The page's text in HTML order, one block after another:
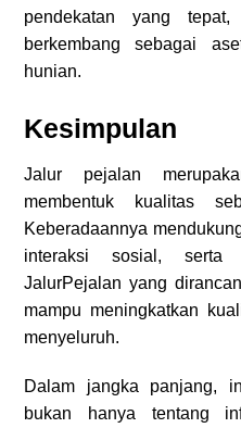
pendekatan yang
berkembang sebagai
hunian.
Kesimpulan
Jalur pejalan
membentuk kualitas
Keberadaannya
interaksi sosial, serta
JalurPejalan yang
mampu meningkatkan
menyeluruh.
Dalam jangka panjang,
bukan hanya tentang